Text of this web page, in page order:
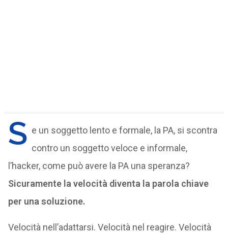
S e un soggetto lento e formale, la PA, si scontra
contro un soggetto veloce e informale,
l’hacker, come può avere la PA una speranza?
Sicuramente la velocità diventa la parola chiave
per una soluzione.
Velocità nell’adattarsi. Velocità nel reagire. Velocità